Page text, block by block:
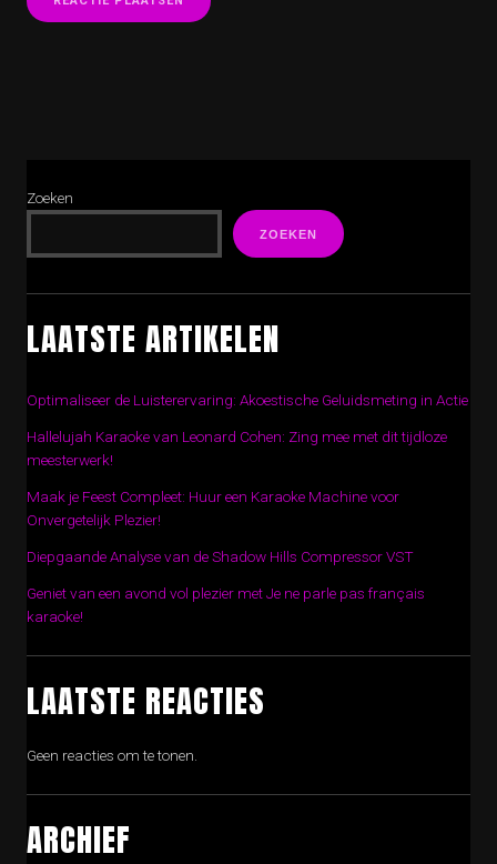
Zoeken
ZOEKEN
LAATSTE ARTIKELEN
Optimaliseer de Luisterervaring: Akoestische Geluidsmeting in Actie
Hallelujah Karaoke van Leonard Cohen: Zing mee met dit tijdloze
meesterwerk!
Maak je Feest Compleet: Huur een Karaoke Machine voor
Onvergetelijk Plezier!
Diepgaande Analyse van de Shadow Hills Compressor VST
Geniet van een avond vol plezier met Je ne parle pas français
karaoke!
LAATSTE REACTIES
Geen reacties om te tonen.
ARCHIEF